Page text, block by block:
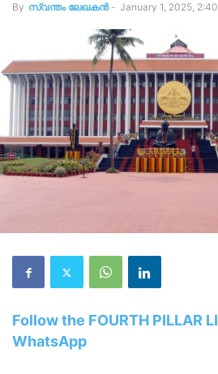
By സ്വന്തം ലേഖകന്‍ - January 1, 2025,
Follow the FOURTH PILLAR
WhatsApp